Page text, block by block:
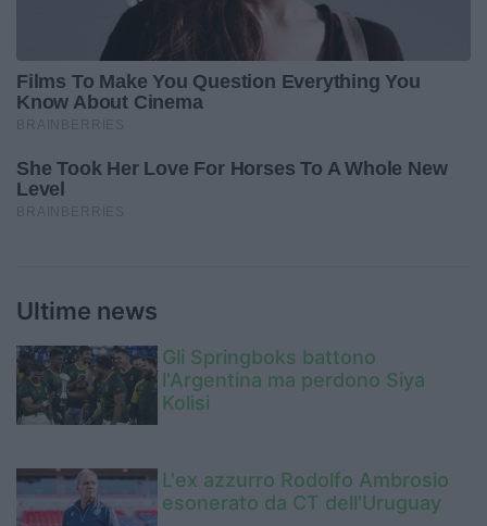
Ultime news
Gli Springboks battono
l'Argentina ma perdono Siya
Kolisi
L'ex azzurro Rodolfo Ambrosio
esonerato da CT dell'Uruguay